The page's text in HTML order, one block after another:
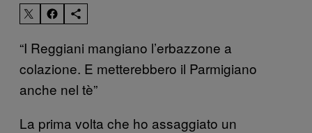
“I Reggiani mangiano l’erbazzone a
colazione. E metterebbero il Parmigiano
anche nel tè”
La prima volta che ho assaggiato un